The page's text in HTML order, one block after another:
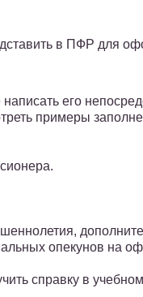
в ПФР для
его
примеры
опекунов на
справку в